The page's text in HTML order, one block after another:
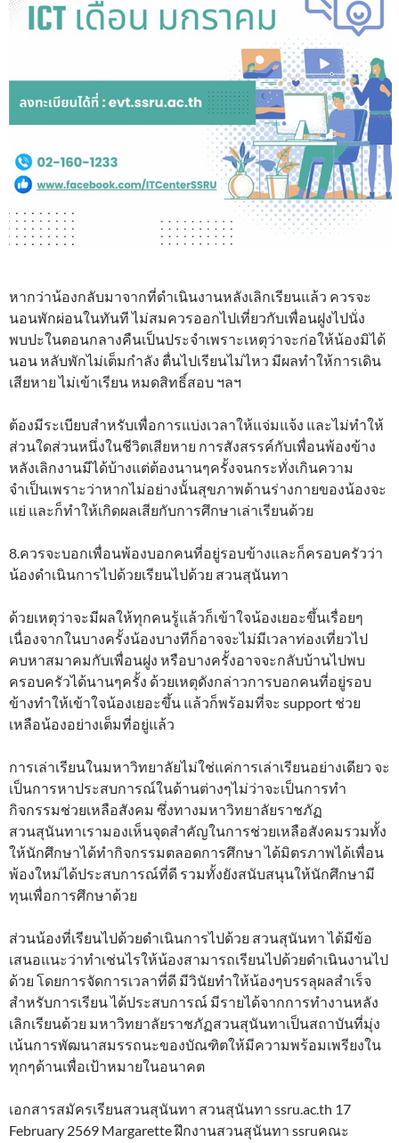
หากว่าน้องกลับมาจากที่ดำเนินงานหลังเลิกเรียนแล้ว ควรจะ
นอนพักผ่อนในทันที ไม่สมควรออกไปเที่ยวกับเพื่อนฝูงไปนั่ง
พบปะในตอนกลางคืนเป็นประจำเพราะเหตุว่าจะก่อให้น้องมิได้
นอน หลับพักไม่เต็มกำลัง ตื่นไปเรียนไม่ไหว มีผลทำให้การเดิน
เสียหาย ไม่เข้าเรียน หมดสิทธิ์สอบ ฯลฯ
ต้องมีระเบียบสำหรับเพื่อการแบ่งเวลาให้แจ่มแจ้ง และไม่ทำให้
ส่วนใดส่วนหนึ่งในชีวิตเสียหาย การสังสรรค์กับเพื่อนพ้องข้าง
หลังเลิกงานมีได้บ้างแต่ต้องนานๆครั้งจนกระทั่งเกินความ
จำเป็นเพราะว่าหากไม่อย่างนั้นสุขภาพด้านร่างกายของน้องจะ
แย่ และก็ทำให้เกิดผลเสียกับการศึกษาเล่าเรียนด้วย
8.ควรจะบอกเพื่อนพ้องบอกคนที่อยู่รอบข้างและก็ครอบครัวว่า
น้องดำเนินการไปด้วยเรียนไปด้วย สวนสุนันทา
ด้วยเหตุว่าจะมีผลให้ทุกคนรู้แล้วก็เข้าใจน้องเยอะขึ้นเรื่อยๆ
เนื่องจากในบางครั้งน้องบางทีก็อาจจะไม่มีเวลาท่องเที่ยวไป
คบหาสมาคมกับเพื่อนฝูง หรือบางครั้งอาจจะกลับบ้านไปพบ
ครอบครัวได้นานๆครั้ง ด้วยเหตุดังกล่าวการบอกคนที่อยู่รอบ
ข้างทำให้เข้าใจน้องเยอะขึ้น แล้วก็พร้อมที่จะ support ช่วย
เหลือน้องอย่างเต็มที่อยู่แล้ว
การเล่าเรียนในมหาวิทยาลัยไม่ใช่แค่การเล่าเรียนอย่างเดียว จะ
เป็นการหาประสบการณ์ในด้านต่างๆไม่ว่าจะเป็นการทำ
กิจกรรมช่วยเหลือสังคม ซึ่งทางมหาวิทยาลัยราชภัฏ
สวนสุนันทาเรามองเห็นจุดสำคัญในการช่วยเหลือสังคมรวมทั้ง
ให้นักศึกษาได้ทำกิจกรรมตลอดการศึกษา ได้มิตรภาพได้เพื่อน
พ้องใหม่ได้ประสบการณ์ที่ดี รวมทั้งยังสนับสนุนให้นักศึกษามี
ทุนเพื่อการศึกษาด้วย
ส่วนน้องที่เรียนไปด้วยดำเนินการไปด้วย สวนสุนันทา ได้มีข้อ
เสนอแนะว่าทำเช่นไรให้น้องสามารถเรียนไปด้วยดำเนินงานไป
ด้วย โดยการจัดการเวลาที่ดี มีวินัยทำให้น้องๆบรรลุผลสำเร็จ
สำหรับการเรียน ได้ประสบการณ์ มีรายได้จากการทำงานหลัง
เลิกเรียนด้วย มหาวิทยาลัยราชภัฏสวนสุนันทาเป็นสถาบันที่มุ่ง
เน้นการพัฒนาสมรรถนะของบัณฑิตให้มีความพร้อมเพรียงใน
ทุกๆด้านเพื่อเป้าหมายในอนาคต
เอกสารสมัครเรียนสวนสุนันทา สวนสุนันทา ssru.ac.th 17
February 2569 Margarette ฝึกงานสวนสุนันทา ssruคณะ